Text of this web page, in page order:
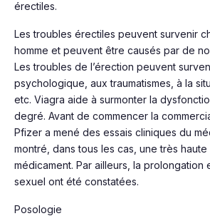
érectiles.
Les troubles érectiles peuvent survenir
homme et peuvent être causés par de
Les troubles de l’érection peuvent
psychologique, aux traumatismes, à la
etc. Viagra aide à surmonter la
degré. Avant de commencer la
Pfizer a mené des essais cliniques du
montré, dans tous les cas, une très
médicament. Par ailleurs, la prolongation
sexuel ont été constatées.
Posologie